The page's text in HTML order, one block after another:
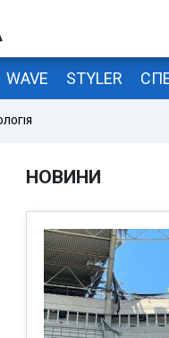
WAVE STYLER
НОВИНИ